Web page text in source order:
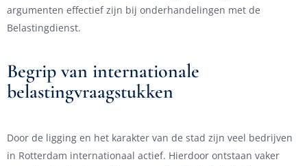
argumenten effectief zijn bij onderhandelingen met de
Belastingdienst.
Begrip van internationale
belastingvraagstukken
Door de ligging en het karakter van de stad zijn veel bedrijven
in Rotterdam internationaal actief. Hierdoor ontstaan vaker